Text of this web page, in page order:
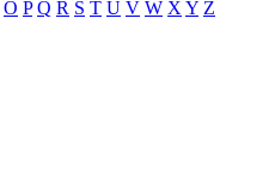
O P Q R S T U V W X Y Z